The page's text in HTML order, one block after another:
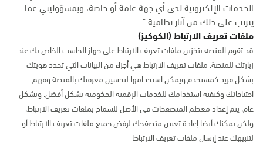
الخدمات الإلكترونية لدى أي جهة عامة أو خاصة، وبمسؤوليتي عما
يترتب على ذلك من آثار نظامية."
ملفات تعريف الارتباط (الكوكيز)
قد تقوم المنصة بتخزين ملفات تعريف الارتباط على جهاز الحاسب الخاص بك عند
زيارتك للمنصة. ملفات تعريف الارتباط هي أجزاء من البيانات التي تحدد هويتك
بشكل فريد كمستخدم ويمكن استخدامها لتحسين معرفتك بالمنصة وفهم
احتياجاتك وكيفية استخدامك للخدمات الرقمية الحكومية بشكل أفضل. وبشكل
عام، يتم إعداد معظم المتصفحات في الأصل للسماح بملفات تعريف الارتباط،
ولكن يمكنك أيضا إعادة تعيين متصفحك لرفض جميع ملفات تعريف الارتباط أو
لتنبيهك عند إرسال ملفات تعريف الارتباط
.